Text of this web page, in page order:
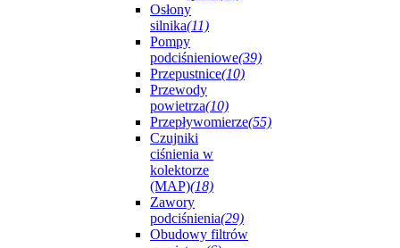
Osłony
silnika(11)
Pompy
podciśnieniowe(39)
Przepustnice(10)
Przewody
powietrza(10)
Przepływomierze(55)
Czujniki
ciśnienia w
kolektorze
(MAP)(18)
Zawory
podciśnienia(29)
Obudowy filtrów